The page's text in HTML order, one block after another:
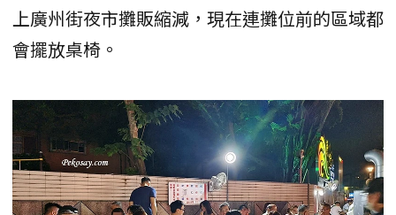
上廣州街夜市攤販縮減，現在連攤位前的區域都
會擺放桌椅。